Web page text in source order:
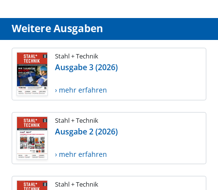
Weitere Ausgaben
Stahl + Technik
Ausgabe 3 (2026)
› mehr erfahren
Stahl + Technik
Ausgabe 2 (2026)
› mehr erfahren
Stahl + Technik